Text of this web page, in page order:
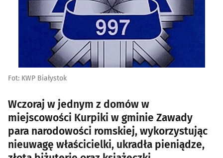
Fot: KWP Białystok
Wczoraj w jednym z domów w
miejscowości Kurpiki w gminie Zawady
para narodowości romskiej, wykorzystując
nieuwagę właścicielki, ukradła pieniądze,